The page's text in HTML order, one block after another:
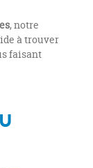
, notre
à trouver
faisant